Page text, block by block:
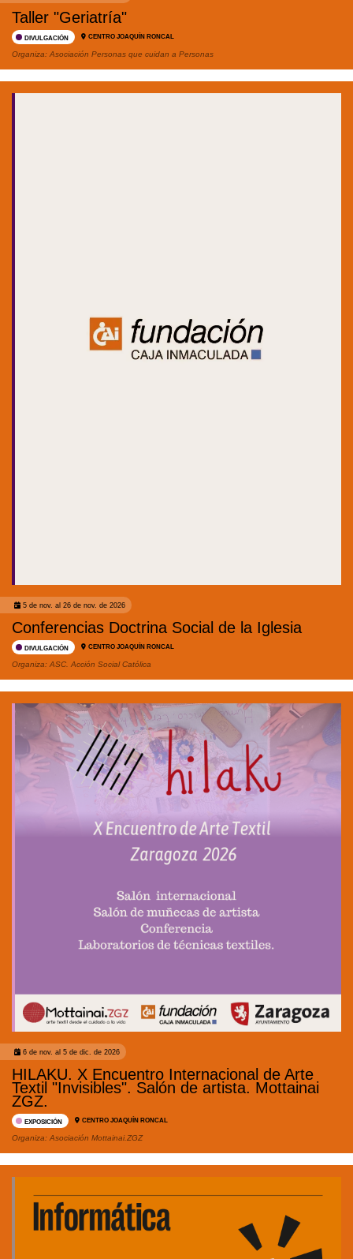
Taller "Geriatría"
DIVULGACIÓN CENTRO JOAQUÍN RONCAL
Organiza: Asociación Personas que cuidan a Personas
5 de nov. al 26 de nov. de 2026
Conferencias Doctrina Social de la Iglesia
DIVULGACIÓN CENTRO JOAQUÍN RONCAL
Organiza: ASC. Acción Social Católica
6 de nov. al 5 de dic. de 2026
HILAKU. X Encuentro Internacional de Arte
Textil "Invisibles". Salón de artista. Mottainai
ZGZ.
EXPOSICIÓN CENTRO JOAQUÍN RONCAL
Organiza: Asociación Mottainai.ZGZ